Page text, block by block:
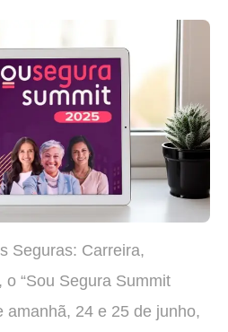
Seguras: Carreira,
o “Sou Segura Summit
amanhã, 24 e 25 de junho,